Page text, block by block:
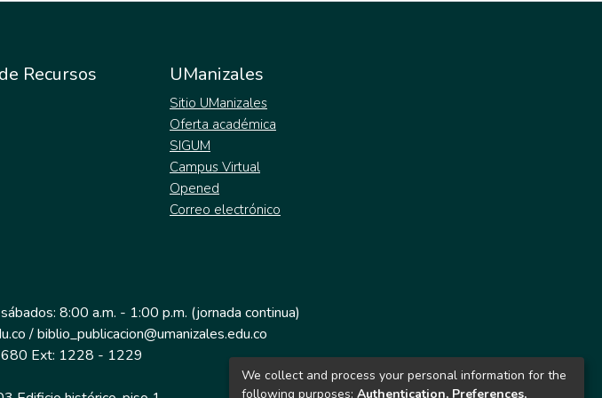
Recursos UManizales
Sitio UManizales
Oferta académica
SIGUM
Campus Virtual
Opened
Correo electrónico
8:00 a.m. - 1:00 p.m. (jornada continua)
/ biblio_publicacion@umanizales.edu.co
Ext: 1228 - 1229
We collect and process your personal information for the
following purposes: Authentication, Preferences,